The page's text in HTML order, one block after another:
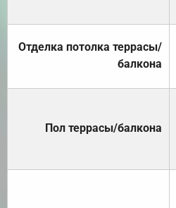
Отделка потолка террасы/
балкона
Пол террасы/балкона